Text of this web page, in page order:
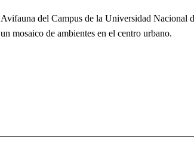
Avifauna del Campus de la Universidad Nacional
un mosaico de ambientes en el centro urbano.